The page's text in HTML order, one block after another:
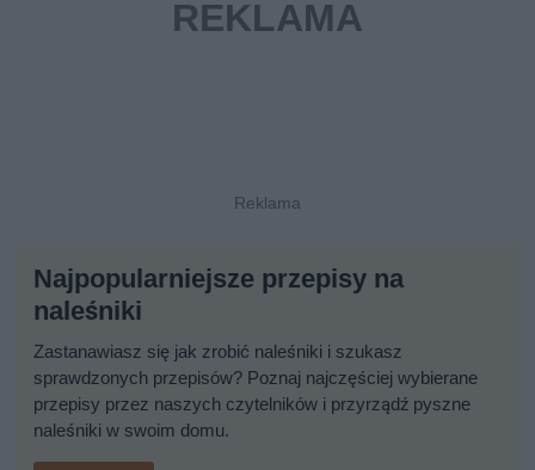
Najpopularniejsze przepisy na
naleśniki
Zastanawiasz się jak zrobić naleśniki i szukasz
sprawdzonych przepisów? Poznaj najczęściej wybierane
przepisy przez naszych czytelników i przyrządź pyszne
naleśniki w swoim domu.